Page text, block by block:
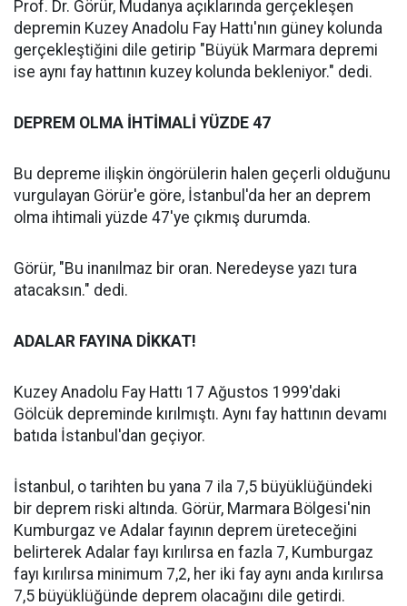
Prof. Dr. Görür, Mudanya açıklarında gerçekleşen
depremin Kuzey Anadolu Fay Hattı'nın güney kolunda
gerçekleştiğini dile getirip "Büyük Marmara depremi
ise aynı fay hattının kuzey kolunda bekleniyor." dedi.
DEPREM OLMA İHTİMALİ YÜZDE 47
Bu depreme ilişkin öngörülerin halen geçerli olduğunu
vurgulayan Görür'e göre, İstanbul'da her an deprem
olma ihtimali yüzde 47'ye çıkmış durumda.
Görür, "Bu inanılmaz bir oran. Neredeyse yazı tura
atacaksın." dedi.
ADALAR FAYINA DİKKAT!
Kuzey Anadolu Fay Hattı 17 Ağustos 1999'daki
Gölcük depreminde kırılmıştı. Aynı fay hattının devamı
batıda İstanbul'dan geçiyor.
İstanbul, o tarihten bu yana 7 ila 7,5 büyüklüğündeki
bir deprem riski altında. Görür, Marmara Bölgesi'nin
Kumburgaz ve Adalar fayının deprem üreteceğini
belirterek Adalar fayı kırılırsa en fazla 7, Kumburgaz
fayı kırılırsa minimum 7,2, her iki fay aynı anda kırılırsa
7,5 büyüklüğünde deprem olacağını dile getirdi.